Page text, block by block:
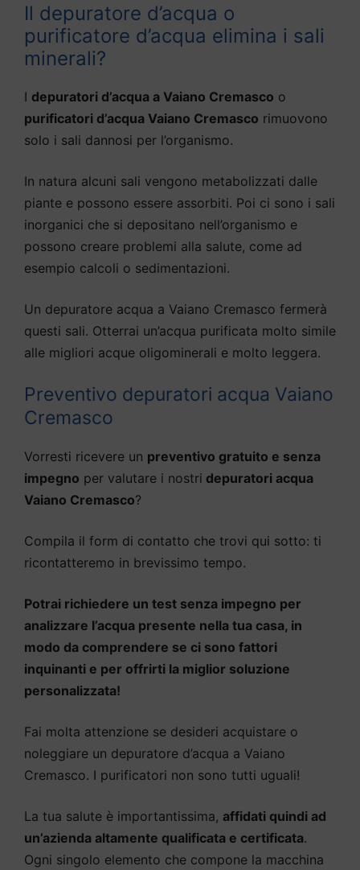
Il depuratore d’acqua o
purificatore d’acqua elimina i sali
minerali?
I depuratori d’acqua a Vaiano Cremasco o
purificatori d’acqua Vaiano Cremasco rimuovono
solo i sali dannosi per l’organismo.
In natura alcuni sali vengono metabolizzati dalle
piante e possono essere assorbiti. Poi ci sono i sali
inorganici che si depositano nell’organismo e
possono creare problemi alla salute, come ad
esempio calcoli o sedimentazioni.
Un depuratore acqua a Vaiano Cremasco fermerà
questi sali. Otterrai un’acqua purificata molto simile
alle migliori acque oligominerali e molto leggera.
Preventivo depuratori acqua Vaiano
Cremasco
Vorresti ricevere un preventivo gratuito e senza
impegno per valutare i nostri depuratori acqua
Vaiano Cremasco?
Compila il form di contatto che trovi qui sotto: ti
ricontatteremo in brevissimo tempo.
Potrai richiedere un test senza impegno per
analizzare l’acqua presente nella tua casa, in
modo da comprendere se ci sono fattori
inquinanti e per offrirti la miglior soluzione
personalizzata!
Fai molta attenzione se desideri acquistare o
noleggiare un depuratore d’acqua a Vaiano
Cremasco. I purificatori non sono tutti uguali!
La tua salute è importantissima, affidati quindi ad
un’azienda altamente qualificata e certificata.
Ogni singolo elemento che compone la macchina